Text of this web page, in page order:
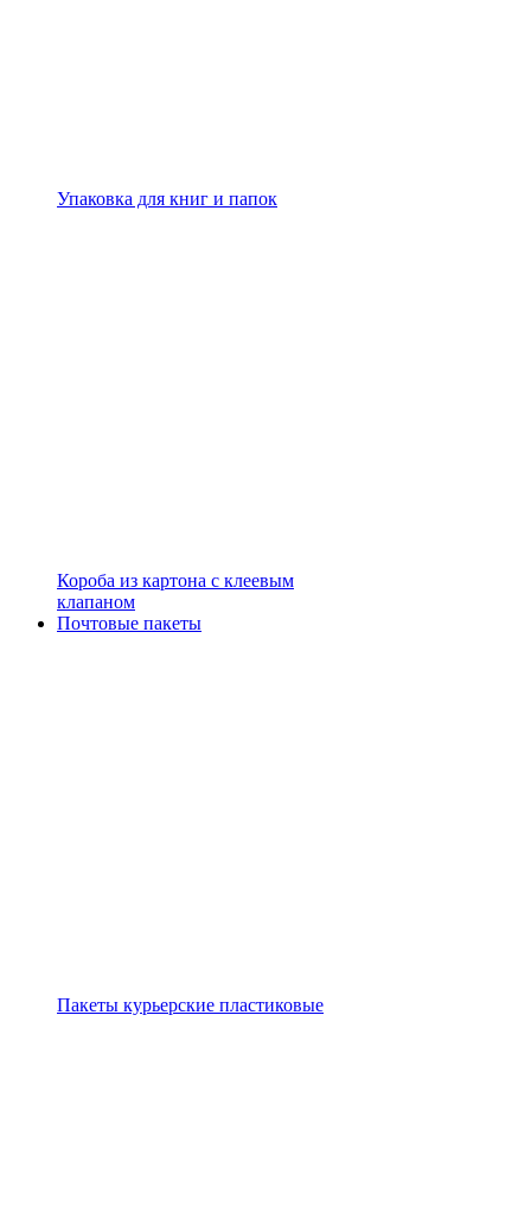
Упаковка для книг и папок
Короба из картона с клеевым
клапаном
Почтовые пакеты
Пакеты курьерские пластиковые